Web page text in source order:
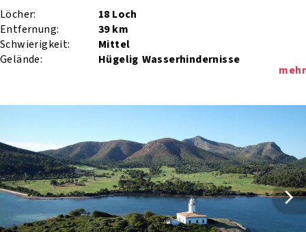
Löcher:
18 Loch
Entfernung:
39 km
Schwierigkeit:
Mittel
Gelände:
Hügelig Wasserhindernisse
mehr